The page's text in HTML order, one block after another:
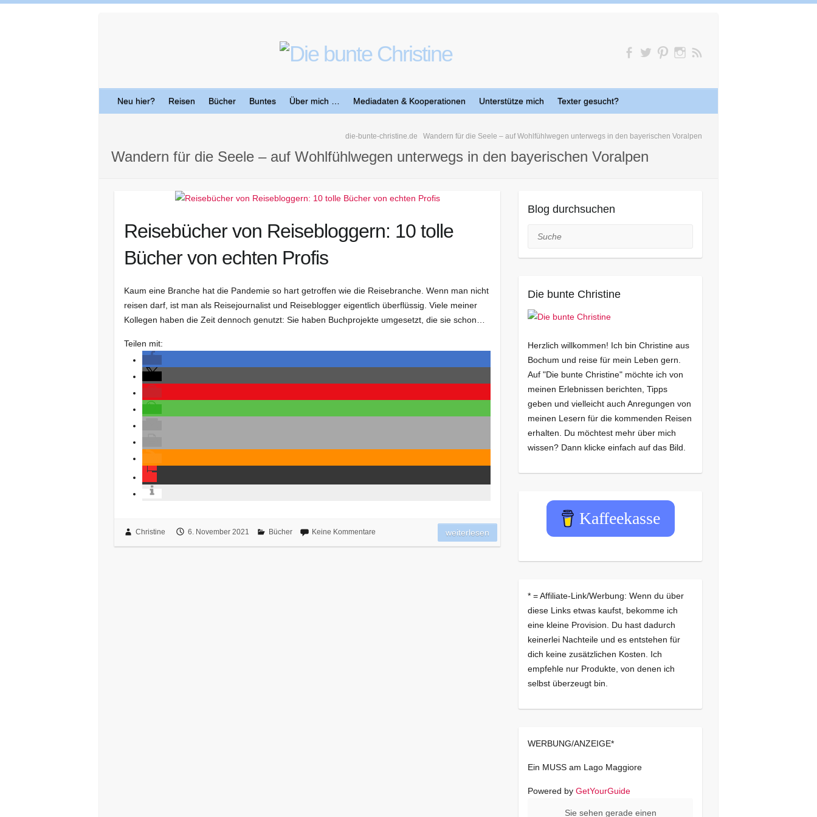
Neu hier? Reisen Bücher Buntes Über mich … Mediadaten & Kooperationen Unterstütze mich Texter gesucht?
die-bunte-christine.de Wandern für die Seele – auf Wohlfühlwegen unterwegs in den bayerischen Voralpen
Wandern für die Seele – auf Wohlfühlwegen unterwegs in den bayerischen Voralpen
Reisebücher von Reisebloggern: 10 tolle
Bücher von echten Profis
Kaum eine Branche hat die Pandemie so hart getroffen wie die Reisebranche. Wenn man nicht
reisen darf, ist man als Reisejournalist und Reiseblogger eigentlich überflüssig. Viele meiner
Kollegen haben die Zeit dennoch genutzt: Sie haben Buchprojekte umgesetzt, die sie schon…
Teilen mit:
Christine 6. November 2021 Bücher Keine Kommentare weiterlesen
Blog durchsuchen
Suche
Die bunte Christine
Herzlich willkommen! Ich bin Christine aus
Bochum und reise für mein Leben gern.
Auf "Die bunte Christine" möchte ich von
meinen Erlebnissen berichten, Tipps
geben und vielleicht auch Anregungen von
meinen Lesern für die kommenden Reisen
erhalten. Du möchtest mehr über mich
wissen? Dann klicke einfach auf das Bild.
Kaffeekasse
* = Affiliate-Link/Werbung: Wenn du über
diese Links etwas kaufst, bekomme ich
eine kleine Provision. Du hast dadurch
keinerlei Nachteile und es entstehen für
dich keine zusätzlichen Kosten. Ich
empfehle nur Produkte, von denen ich
selbst überzeugt bin.
WERBUNG/ANZEIGE*
Ein MUSS am Lago Maggiore
Powered by GetYourGuide
Sie sehen gerade einen